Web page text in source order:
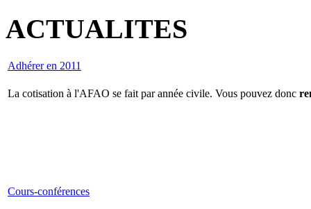
ACTUALITES
Adhérer en 2011
La cotisation à l'AFAO se fait par année civile. Vous pouvez donc
Cours-conférences